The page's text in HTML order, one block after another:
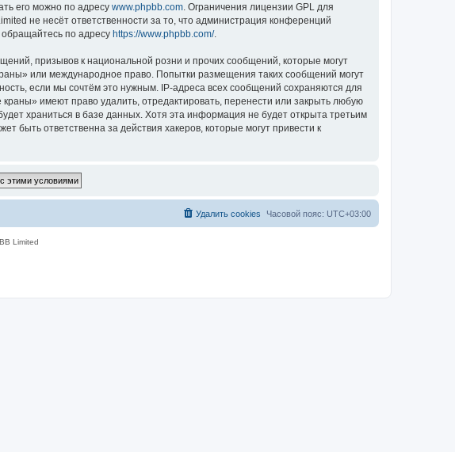
его можно по адресу www.phpbb.com . Ограничения лицензии GPL для
не несёт ответственности за то, что администрация конференций
по адресу https://www.phpbb.com/.
призывов к национальной розни и прочих сообщений, которые могут
или международное право. Попытки размещения таких сообщений могут
если мы сочтём это нужным. IP-адреса всех сообщений сохраняются для
имеют право удалить, отредактировать, перенести или закрыть любую
храниться в базе данных. Хотя эта информация не будет открыта третьим
ответственна за действия хакеров, которые могут привести к
Часовой пояс: UTC+03:00
Удалить cookies
Limited